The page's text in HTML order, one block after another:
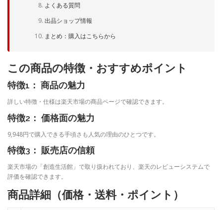
よくある質問
出品ショップ情報
まとめ：購入はこちらから
この商品の特徴・おすすめポイント
特徴1： 商品の魅力
詳しい特徴・仕様は楽天市場の商品ページで確認できます。
特徴2： 価格面の魅力
9,948円で購入できる手頃さも人気の理由のひとつです。
特徴3： 販売店の信頼
楽天市場の「創造生活館」で取り扱われており、楽天のレビューシステムで
評価を確認できます。
商品詳細（価格・送料・ポイント）